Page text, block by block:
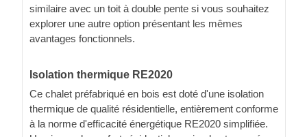
similaire avec un toit à double pente si vous souhaitez
explorer une autre option présentant les mêmes
avantages fonctionnels.
Isolation thermique RE2020
Ce chalet préfabriqué en bois est doté d'une isolation
thermique de qualité résidentielle, entièrement conforme
à la norme d'efficacité énergétique RE2020 simplifiée.